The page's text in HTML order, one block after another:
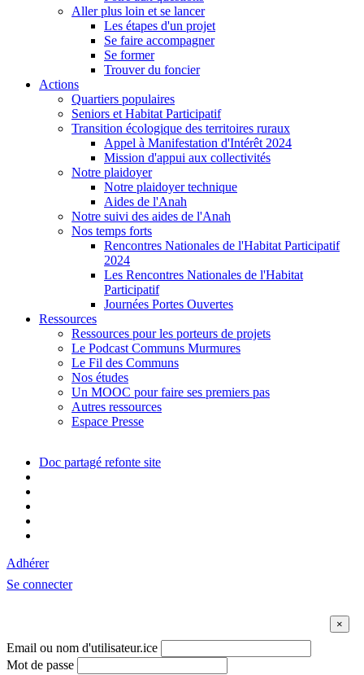
Aller plus loin et se lancer
Les étapes d'un projet
Se faire accompagner
Se former
Trouver du foncier
Actions
Quartiers populaires
Seniors et Habitat Participatif
Transition écologique des territoires ruraux
Appel à Manifestation d'Intérêt 2024
Mission d'appui aux collectivités
Notre plaidoyer
Notre plaidoyer technique
Aides de l'Anah
Notre suivi des aides de l'Anah
Nos temps forts
Rencontres Nationales de l'Habitat Participatif
2024
Les Rencontres Nationales de l'Habitat
Participatif
Journées Portes Ouvertes
Ressources
Ressources pour les porteurs de projets
Le Podcast Communs Murmures
Le Fil des Communs
Nos études
Un MOOC pour faire ses premiers pas
Autres ressources
Espace Presse
Doc partagé refonte site
Adhérer
Se connecter
Email ou nom d'utilisateur.ice
Mot de passe